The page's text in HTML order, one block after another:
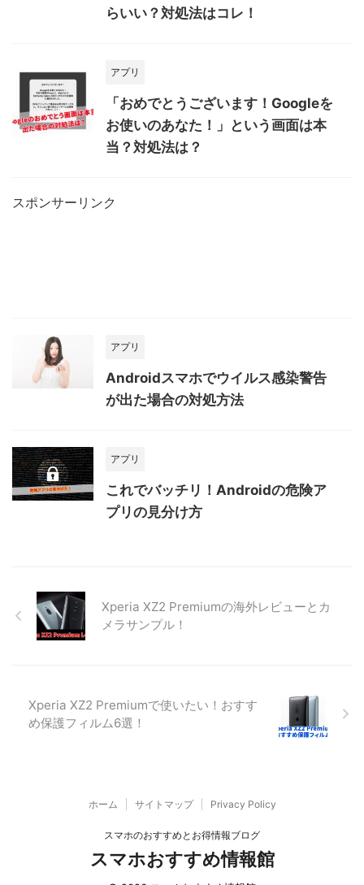
らいい？対処法はコレ！
アプリ
「おめでとうございます！Googleを
お使いのあなた！」という画面は本
当？対処法は？
スポンサーリンク
アプリ
Androidスマホでウイルス感染警告
が出た場合の対処方法
アプリ
これでバッチリ！Androidの危険ア
プリの見分け方
Xperia XZ2 Premiumの海外レビューとカ
メラサンプル！
Xperia XZ2 Premiumで使いたい！おすす
め保護フィルム6選！
ホーム サイトマップ Privacy Policy
スマホのおすすめとお得情報ブログ
スマホおすすめ情報館